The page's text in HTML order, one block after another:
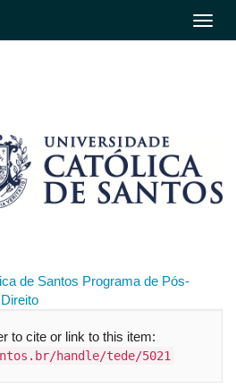
de Santos Programa de Pós-
to cite or link to this item:
handle/tede/5021